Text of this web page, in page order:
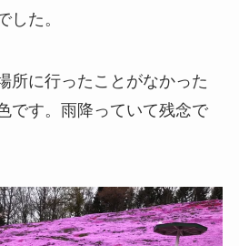
した。
所に行ったことがなかった
です。雨降っていて残念で